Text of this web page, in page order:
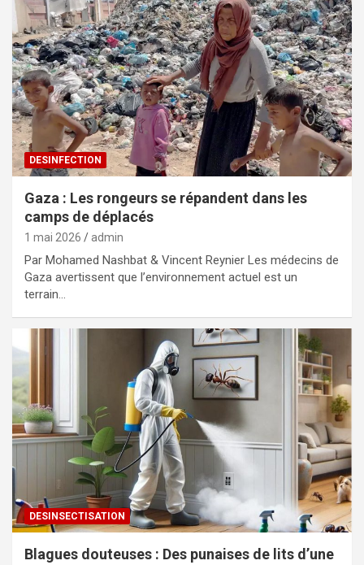
DESINFECTION
Gaza : Les rongeurs se répandent dans les
camps de déplacés
1 mai 2026 admin
Par Mohamed Nashbat & Vincent Reynier Les médecins de
Gaza avertissent que l’environnement actuel est un
terrain…
DESINSECTISATION
Blagues douteuses : Des punaises de lits d’une